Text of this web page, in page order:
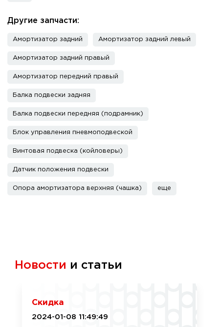
Другие запчасти:
Амортизатор задний Амортизатор задний левый
Амортизатор задний правый
Амортизатор передний правый
Балка подвески задняя
Балка подвески передняя (подрамник)
Блок управления пневмоподвеской
Винтовая подвеска (койловеры)
Датчик положения подвески
Опора амортизатора верхняя (чашка) еще
Новости и статьи
Скидка
2024-01-08 11:49:49